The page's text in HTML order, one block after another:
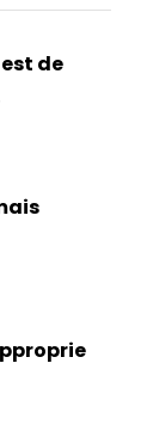
de